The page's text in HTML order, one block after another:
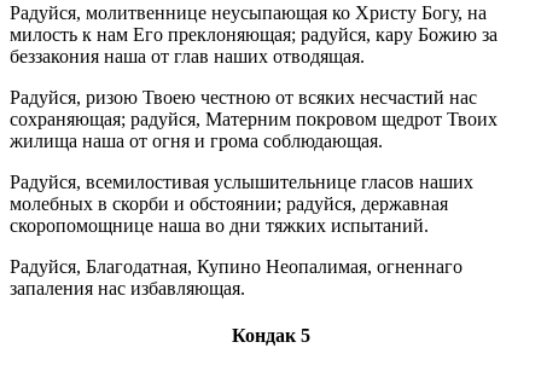
Радуйся, молитвеннице неусыпающая ко Христу Богу, на
милость к нам Его преклоняющая; радуйся, кару Божию за
беззакония наша от глав наших отводящая.
Радуйся, ризою Твоею честною от всяких несчастий нас
сохраняющая; радуйся, Матерним покровом щедрот Твоих
жилища наша от огня и грома соблюдающая.
Радуйся, всемилостивая услышительнице гласов наших
молебных в скорби и обстоянии; радуйся, державная
скоропомощнице наша во дни тяжких испытаний.
Радуйся, Благодатная, Купино Неопалимая, огненнаго
запаления нас избавляющая.
Кондак 5